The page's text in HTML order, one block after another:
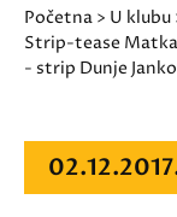
Početna > U klubu
Strip-tease
- strip Dunje